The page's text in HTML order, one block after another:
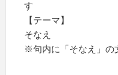
す
【テーマ】
そなえ
※句内に「そなえ」の